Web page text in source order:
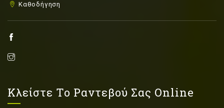
Καθοδήγηση
Κλείστε Το Ραντεβού Σας Online